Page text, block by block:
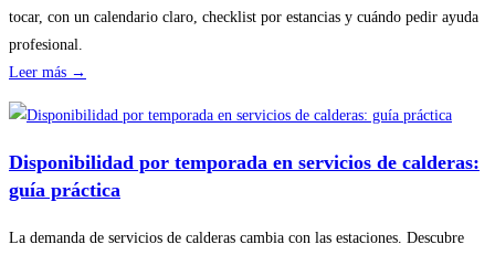
tocar, con un calendario claro, checklist por estancias y cuándo pedir ayuda
profesional.
Leer más →
planificar
revisiones
básicas
hogar
Disponibilidad por temporada en servicios de calderas:
guía práctica
La demanda de servicios de calderas cambia con las estaciones. Descubre